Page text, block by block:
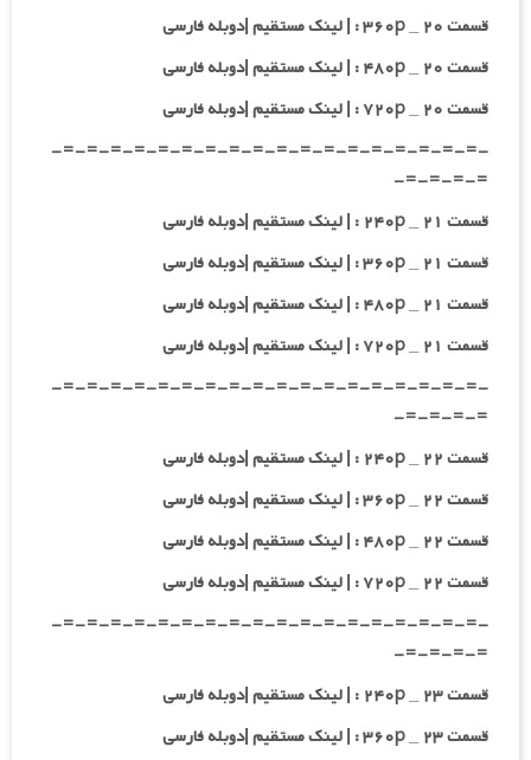
قسمت ۲۰ _ ۳۶۰p : | لینک مستقیم |دوبله فارسی
قسمت ۲۰ _ ۴۸۰p : | لینک مستقیم |دوبله فارسی
قسمت ۲۰ _ ۷۲۰p : | لینک مستقیم |دوبله فارسی
-=-=-=-=-=-=-=-=-=-=-=-=-=-=-=-=-=-=-
=-=-=-=-
قسمت ۲۱ _ ۲۴۰p : | لینک مستقیم |دوبله فارسی
قسمت ۲۱ _ ۳۶۰p : | لینک مستقیم |دوبله فارسی
قسمت ۲۱ _ ۴۸۰p : | لینک مستقیم |دوبله فارسی
قسمت ۲۱ _ ۷۲۰p : | لینک مستقیم |دوبله فارسی
-=-=-=-=-=-=-=-=-=-=-=-=-=-=-=-=-=-=-
=-=-=-=-
قسمت ۲۲ _ ۲۴۰p : | لینک مستقیم |دوبله فارسی
قسمت ۲۲ _ ۳۶۰p : | لینک مستقیم |دوبله فارسی
قسمت ۲۲ _ ۴۸۰p : | لینک مستقیم |دوبله فارسی
قسمت ۲۲ _ ۷۲۰p : | لینک مستقیم |دوبله فارسی
-=-=-=-=-=-=-=-=-=-=-=-=-=-=-=-=-=-=-
=-=-=-=-
قسمت ۲۳ _ ۲۴۰p : | لینک مستقیم |دوبله فارسی
قسمت ۲۳ _ ۳۶۰p : | لینک مستقیم |دوبله فارسی